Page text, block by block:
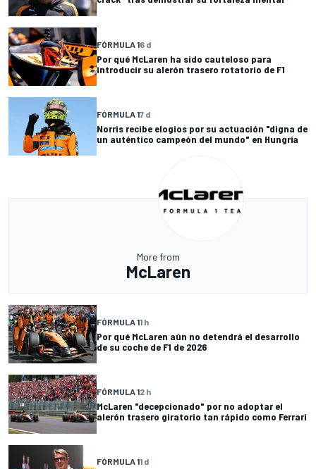
FÓRMULA 16 d
Por qué McLaren ha sido cauteloso para
introducir su alerón trasero rotatorio de F1
FÓRMULA 17 d
Norris recibe elogios por su actuación "digna de
un auténtico campeón del mundo" en Hungría
More from
McLaren
FÓRMULA 11 h
Por qué McLaren aún no detendrá el desarrollo
de su coche de F1 de 2026
FÓRMULA 12 h
McLaren "decepcionado" por no adoptar el
alerón trasero giratorio tan rápido como Ferrari
FÓRMULA 11 d